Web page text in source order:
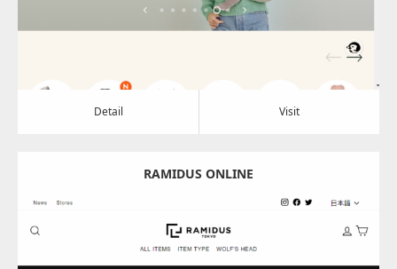
Detail Visit
RAMIDUS ONLINE